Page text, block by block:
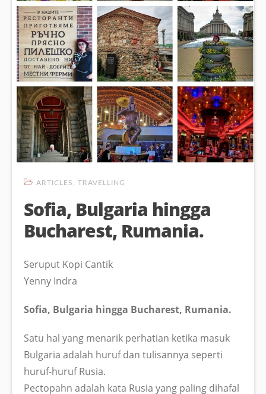
ARTICLES TRAVELLING
Sofia, Bulgaria hingga
Bucharest, Rumania.
Seruput Kopi Cantik
Yenny Indra
Sofia, Bulgaria hingga Bucharest, Rumania.
Satu hal yang menarik perhatian ketika masuk
Bulgaria adalah huruf dan tulisannya seperti
huruf-huruf Rusia.
Pectopahn adalah kata Rusia yang paling dihafal